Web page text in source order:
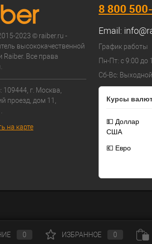
2023 © raiber.ru -
высококачественной
Raiber. Все права
109444, г. Москва,
проезд, дом 11,
на карте
8 800
Email:
График работы
Пн-Пт: с 9:00 до
Сб-Вс: Выходной
Курсы
💵 Доллар
США
💶 Евро
0 ИЗБРАННОЕ 0